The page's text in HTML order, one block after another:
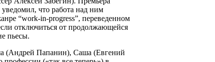
что работа над ним
“work-in-progress”, переведенном
отключиться от продолжающейся
пьесы.
(Андрей Папанин), Саша (Евгений